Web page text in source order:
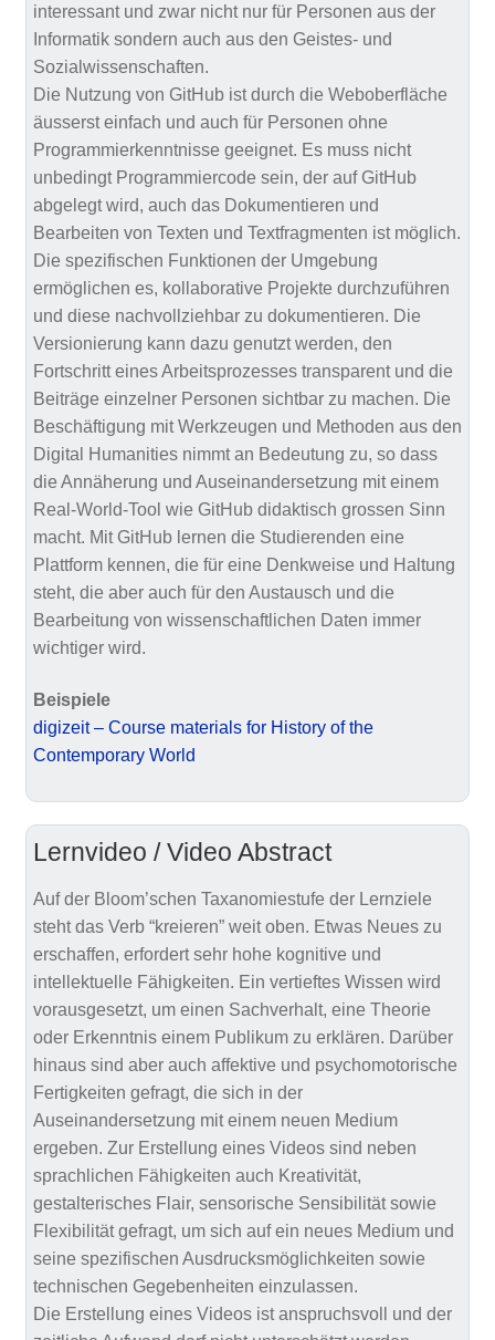
interessant und zwar nicht nur für Personen aus der
Informatik sondern auch aus den Geistes- und
Sozialwissenschaften.
Die Nutzung von GitHub ist durch die Weboberfläche
äusserst einfach und auch für Personen ohne
Programmierkenntnisse geeignet. Es muss nicht
unbedingt Programmiercode sein, der auf GitHub
abgelegt wird, auch das Dokumentieren und
Bearbeiten von Texten und Textfragmenten ist möglich.
Die spezifischen Funktionen der Umgebung
ermöglichen es, kollaborative Projekte durchzuführen
und diese nachvollziehbar zu dokumentieren. Die
Versionierung kann dazu genutzt werden, den
Fortschritt eines Arbeitsprozesses transparent und die
Beiträge einzelner Personen sichtbar zu machen. Die
Beschäftigung mit Werkzeugen und Methoden aus den
Digital Humanities nimmt an Bedeutung zu, so dass
die Annäherung und Auseinandersetzung mit einem
Real-World-Tool wie GitHub didaktisch grossen Sinn
macht. Mit GitHub lernen die Studierenden eine
Plattform kennen, die für eine Denkweise und Haltung
steht, die aber auch für den Austausch und die
Bearbeitung von wissenschaftlichen Daten immer
wichtiger wird.
Beispiele
digizeit – Course materials for History of the
Contemporary World
Lernvideo / Video Abstract
Auf der Bloom’schen Taxanomiestufe der Lernziele
steht das Verb “kreieren” weit oben. Etwas Neues zu
erschaffen, erfordert sehr hohe kognitive und
intellektuelle Fähigkeiten. Ein vertieftes Wissen wird
vorausgesetzt, um einen Sachverhalt, eine Theorie
oder Erkenntnis einem Publikum zu erklären. Darüber
hinaus sind aber auch affektive und psychomotorische
Fertigkeiten gefragt, die sich in der
Auseinandersetzung mit einem neuen Medium
ergeben. Zur Erstellung eines Videos sind neben
sprachlichen Fähigkeiten auch Kreativität,
gestalterisches Flair, sensorische Sensibilität sowie
Flexibilität gefragt, um sich auf ein neues Medium und
seine spezifischen Ausdrucksmöglichkeiten sowie
technischen Gegebenheiten einzulassen.
Die Erstellung eines Videos ist anspruchsvoll und der